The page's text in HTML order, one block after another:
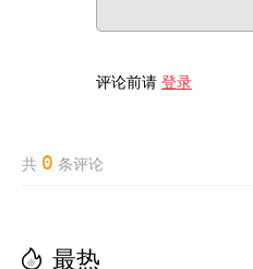
评论前请 登录
共 0 条评论
最热